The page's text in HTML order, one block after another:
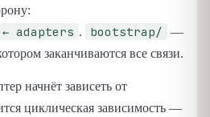
adapters . bootstrap/
—
заканчиваются все связи.
начнёт зависеть от
циклическая зависимость —